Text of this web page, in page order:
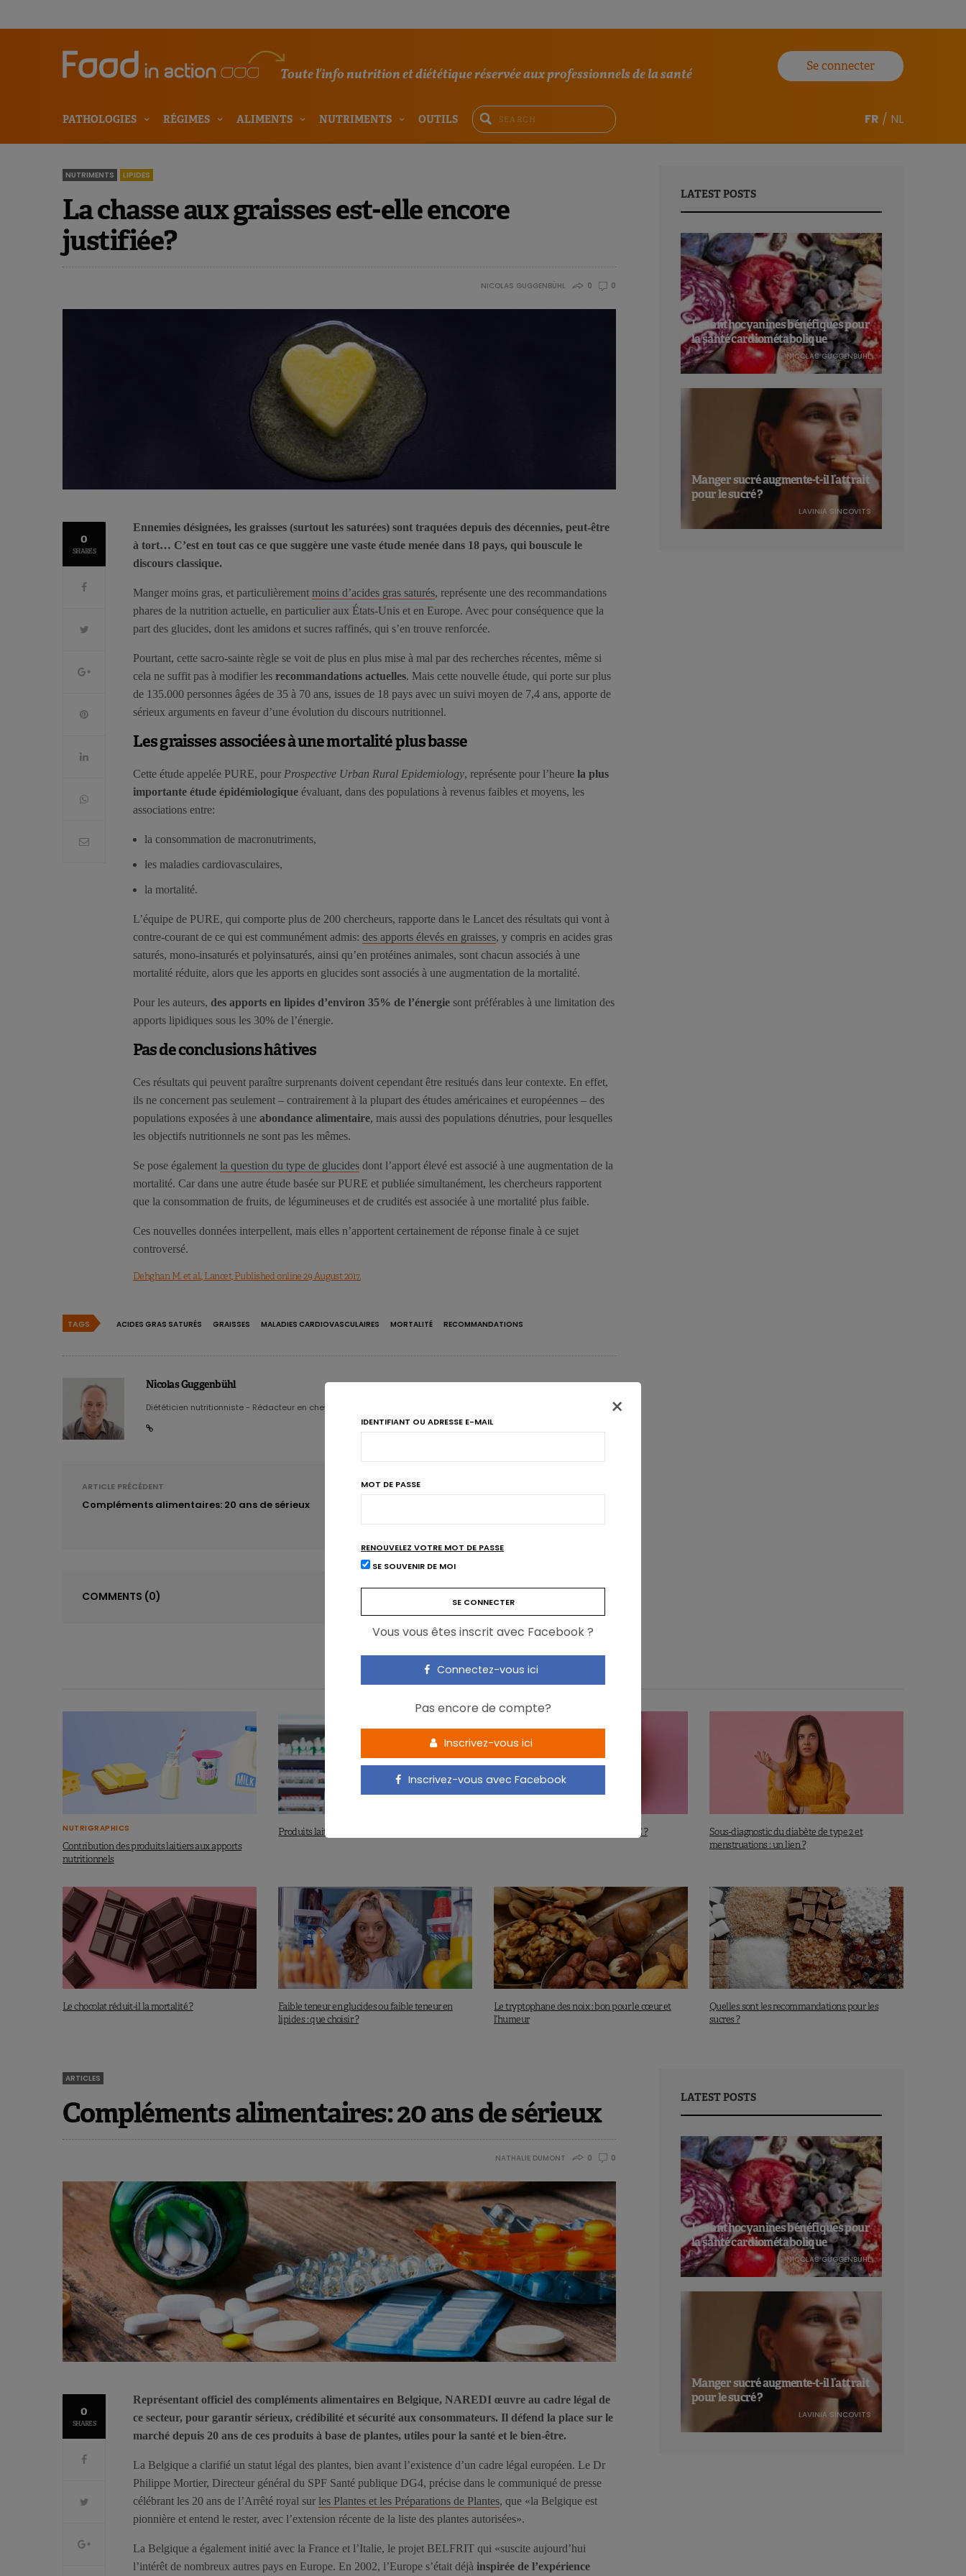
Toute l'info nutrition et diététique réservée aux professionnels de la santé
Se connecter
PATHOLOGIES RÉGIMES ALIMENTS NUTRIMENTS OUTILS FR / NL
NUTRIMENTS LIPIDES
La chasse aux graisses est-elle encore
justifiée?
NICOLAS GUGGENBÜHL 0 0
0
SHARES
Ennemies désignées, les graisses (surtout les saturées) sont traquées depuis des décennies, peut-être
à tort… C’est en tout cas ce que suggère une vaste étude menée dans 18 pays, qui bouscule le
discours classique.
Manger moins gras, et particulièrement moins d’acides gras saturés, représente une des recommandations
phares de la nutrition actuelle, en particulier aux États-Unis et en Europe. Avec pour conséquence que la
part des glucides, dont les amidons et sucres raffinés, qui s’en trouve renforcée.
Pourtant, cette sacro-sainte règle se voit de plus en plus mise à mal par des recherches récentes, même si
cela ne suffit pas à modifier les recommandations actuelles. Mais cette nouvelle étude, qui porte sur plus
de 135.000 personnes âgées de 35 à 70 ans, issues de 18 pays avec un suivi moyen de 7,4 ans, apporte de
sérieux arguments en faveur d’une évolution du discours nutritionnel.
Les graisses associées à une mortalité plus basse
Cette étude appelée PURE, pour Prospective Urban Rural Epidemiology, représente pour l’heure la plus
importante étude épidémiologique évaluant, dans des populations à revenus faibles et moyens, les
associations entre:
la consommation de macronutriments,
les maladies cardiovasculaires,
la mortalité.
L’équipe de PURE, qui comporte plus de 200 chercheurs, rapporte dans le Lancet des résultats qui vont à
contre-courant de ce qui est communément admis: des apports élevés en graisses, y compris en acides gras
saturés, mono-insaturés et polyinsaturés, ainsi qu’en protéines animales, sont chacun associés à une
mortalité réduite, alors que les apports en glucides sont associés à une augmentation de la mortalité.
Pour les auteurs, des apports en lipides d’environ 35% de l’énergie sont préférables à une limitation des
apports lipidiques sous les 30% de l’énergie.
Pas de conclusions hâtives
Ces résultats qui peuvent paraître surprenants doivent cependant être resitués dans leur contexte. En effet,
ils ne concernent pas seulement – contrairement à la plupart des études américaines et européennes – des
populations exposées à une abondance alimentaire, mais aussi des populations dénutries, pour lesquelles
les objectifs nutritionnels ne sont pas les mêmes.
Se pose également la question du type de glucides dont l’apport élevé est associé à une augmentation de la
mortalité. Car dans une autre étude basée sur PURE et publiée simultanément, les chercheurs rapportent
que la consommation de fruits, de légumineuses et de crudités est associée à une mortalité plus faible.
Ces nouvelles données interpellent, mais elles n’apportent certainement de réponse finale à ce sujet
controversé.
Dehghan M. et al., Lancet, Published online 29 August 2017.
TAGS ACIDES GRAS SATURÉS GRAISSES MALADIES CARDIOVASCULAIRES MORTALITÉ RECOMMANDATIONS
Nicolas Guggenbühl
Diététicien nutritionniste - Rédacteur en chef - Partner & Senior Nutrition Expert - Karott'
ARTICLE PRÉCÉDENT
Compléments alimentaires: 20 ans de sérieux
de viande en Belgique
COMMENTS (0)
LATEST POSTS
Les anthocyanines bénéfiques pour
la santé cardiométabolique
NICOLAS GUGGENBÜHL
Manger sucré augmente-t-il l’attrait
pour le sucré ?
LAVINIA SINCOVITS
NUTRIGRAPHICS
Contribution des produits laitiers aux apports
nutritionnels
Produits laitiers et santé : quelles relations ? Homocystéine : une cible en cas d’AVC ?
Sous-diagnostic du diabète de type 2 et
menstruations : un lien ?
Le chocolat réduit-il la mortalité ?
Faible teneur en glucides ou faible teneur en
lipides : que choisir ?
Le tryptophane des noix : bon pour le cœur et
l’humeur
Quelles sont les recommandations pour les
sucres ?
ARTICLES
Compléments alimentaires: 20 ans de sérieux
NATHALIE DUMONT 0 0
0
SHARES
Représentant officiel des compléments alimentaires en Belgique, NAREDI œuvre au cadre légal de
ce secteur, pour garantir sérieux, crédibilité et sécurité aux consommateurs. Il défend la place sur le
marché depuis 20 ans de ces produits à base de plantes, utiles pour la santé et le bien-être.
La Belgique a clarifié un statut légal des plantes, bien avant l’existence d’un cadre légal européen. Le Dr
Philippe Mortier, Directeur général du SPF Santé publique DG4, précise dans le communiqué de presse
célébrant les 20 ans de l’Arrêté royal sur les Plantes et les Préparations de Plantes, que «la Belgique est
pionnière et entend le rester, avec l’extension récente de la liste des plantes autorisées».
La Belgique a également initié avec la France et l’Italie, le projet BELFRIT qui «suscite aujourd’hui
l’intérêt de nombreux autres pays en Europe. En 2002, l’Europe s’était déjà inspirée de l’expérience
LATEST POSTS
Les anthocyanines bénéfiques pour
la santé cardiométabolique
NICOLAS GUGGENBÜHL
Manger sucré augmente-t-il l’attrait
pour le sucré ?
LAVINIA SINCOVITS
×
IDENTIFIANT OU ADRESSE E-MAIL
MOT DE PASSE
RENOUVELEZ VOTRE MOT DE PASSE
SE SOUVENIR DE MOI
Vous vous êtes inscrit avec Facebook ?
Connectez-vous ici
Pas encore de compte?
Inscrivez-vous ici
Inscrivez-vous avec Facebook